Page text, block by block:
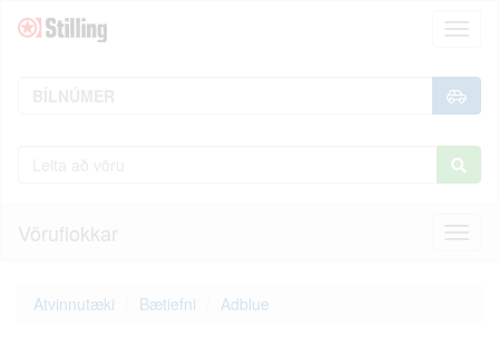
Vöruflokkar
Atvinnutæki Bætiefni Adblue